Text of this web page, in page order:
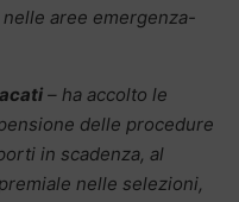
nelle aree emergenza-
– ha accolto le
delle procedure
in scadenza, al
nelle selezioni,